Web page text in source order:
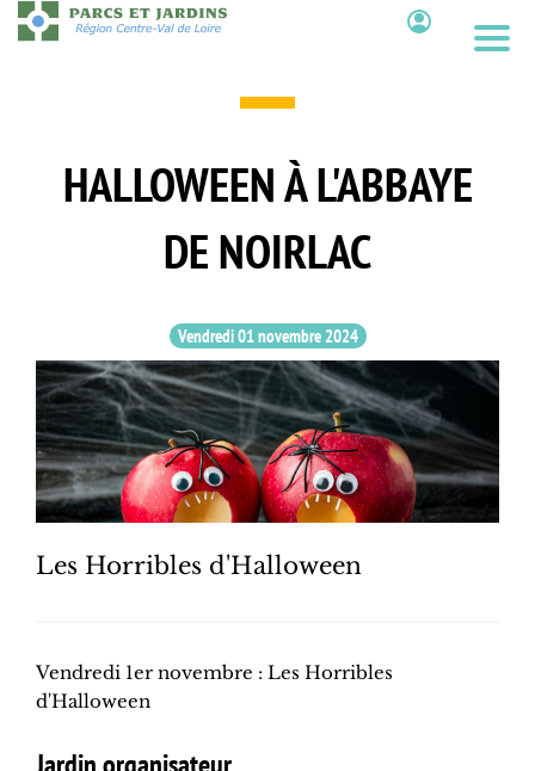
Aller
au
HALLOWEEN À L'ABBAYE
DE NOIRLAC
Vendredi 01 novembre 2024
Les Horribles d'Halloween
Vendredi 1er novembre : Les Horribles
d'Halloween